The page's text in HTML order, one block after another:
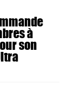
à
son